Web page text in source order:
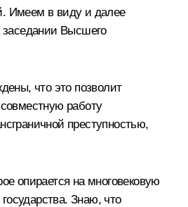
Имеем в виду и далее
заседании Высшего
что это позволит
работу
преступностью,
опирается на многовековую
Знаю, что